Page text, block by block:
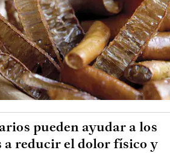
pueden ayudar a los
a reducir el dolor físico y